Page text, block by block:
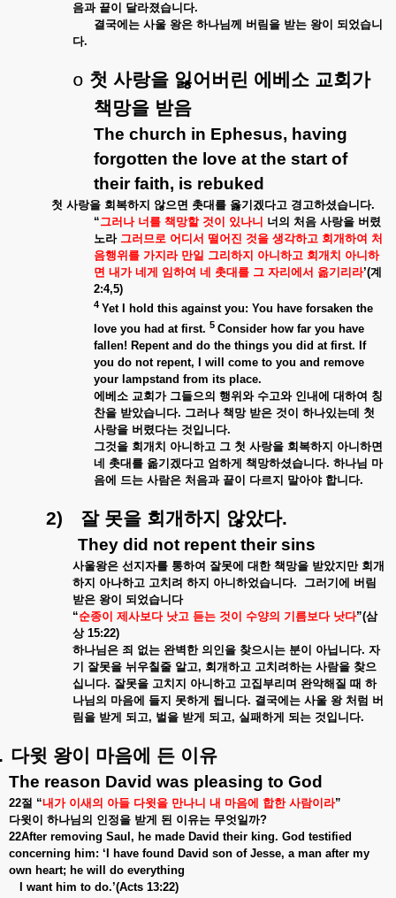
음과 끝이 달라졌습니다.
결국에는 사울 왕은 하나님께 버림을 받는 왕이
되었습니
다.
o 첫 사랑을 잃어버린 에베소 교회가
책망을 받음
The church in Ephesus, having
forgotten the love at the start of
their faith, is rebuked
첫 사랑을 회복하지 않으면 촛대를 옳기겠다고 경고하셨습니다.
“그러나 너를 책망할 것이 있나니 너의 처음 사랑을 버렸
노라 그러므로 어디서 떨어진 것을 생각하고 회개하여 처
음행위를 가지라 만일 그리하지 아니하고 회개치 아니하
면 내가 네게 임하여 네 촛대를 그 자리에서 옮기리라’(계
2:4,5)
4 Yet I hold this against you: You have forsaken the
love you had at first. 5 Consider how far you have
fallen! Repent and do the things you did at first. If
you do not repent, I will come to you and remove
your lampstand from its place.
에베소 교회가 그들으의 행위와 수고와 인내에 대하여 칭
찬을 받았습니다. 그러나 책망 받은 것이 하나있는데 첫
사랑을 버렸다는 것입니다.
그것을 회개치 아니하고 그 첫 사랑을 회복하지 아니하면
네 촛대를 옮기겠다고 엄하게 책망하셨습니다. 하나님 마
음에 드는 사람은 처음과 끝이 다르지 말아야 합니다.
2) 잘 못을 회개하지 않았다.
They did not repent their sins
사울왕은 선지자를 통하여 잘못에 대한 책망을 받았지만 회개
하지 아나하고 고치려 하지 아니하었습니다. 그러기에 버림
받은 왕이 되었습니다
“순종이 제사보다 낫고 듣는 것이 수양의 기름보다 낫다”(삼
상 15:22)
하나님은 죄 없는 완벽한 의인을 찾으시는 분이 아닙니다. 자
기 잘못을 뉘우칠줄 알고, 회개하고 고치려하는 사람을 찾으
십니다. 잘못을 고치지 아니하고 고집부리며 완악해질 때 하
나님의 마음에 들지 못하게 됩니다. 결국에는 사울 왕 처럼 버
림을 받게 되고, 벌을 받게 되고, 실패하게 되는 것입니다.
다윗 왕이 마음에 든 이유
The reason David was pleasing to God
22절 “내가 이새의 아들 다윗을 만나니 내 마음에 합한 사람이라”
다윗이 하나님의 인정을 받게 된 이유는 무엇일까?
22After removing Saul, he made David their king. God testified
concerning him: ‘I have found David son of Jesse, a man after my
own heart; he will do everything
I want him to do.’(Acts 13:22)